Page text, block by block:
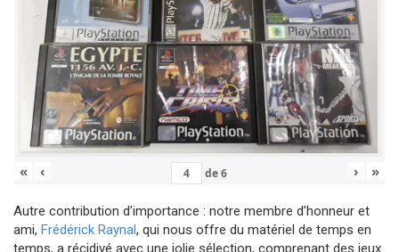
« ‹ de6 › »
Autre contribution d’importance : notre membre d’honneur et
ami, Frédérick Raynal, qui nous offre du matériel de temps en
temps, a récidivé avec une jolie sélection, comprenant des jeux